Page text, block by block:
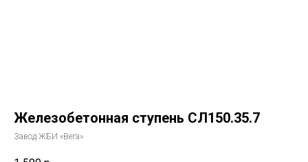
Железобетонная ступень СЛ150.35.7
Завод ЖБИ «Вега»